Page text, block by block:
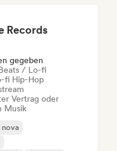
Records
gegeben
/ Lo-fi
fi Hip-Hop
Vertrag oder
Musik
nova